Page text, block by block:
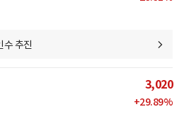
수 추진
3,020
+29.89%